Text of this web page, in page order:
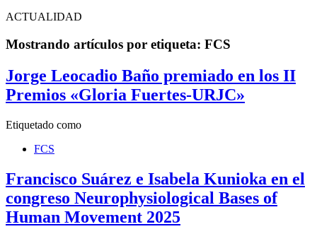
ACTUALIDAD
Mostrando artículos por etiqueta: FCS
Jorge Leocadio Baño premiado en los II
Premios «Gloria Fuertes-URJC»
Etiquetado como
FCS
Francisco Suárez e Isabela Kunioka en el
congreso Neurophysiological Bases of
Human Movement 2025